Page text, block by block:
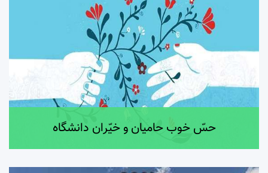
حسّ خوب حامیان و خیّران دانشگاه